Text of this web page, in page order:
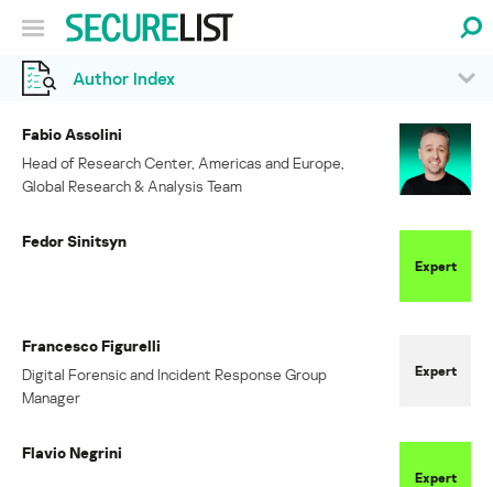
Author Index
Fabio Assolini
Head of Research Center, Americas and Europe,
Global Research & Analysis Team
Expert
Fedor Sinitsyn
Expert
Francesco Figurelli
Digital Forensic and Incident Response Group
Manager
Expert
Flavio Negrini